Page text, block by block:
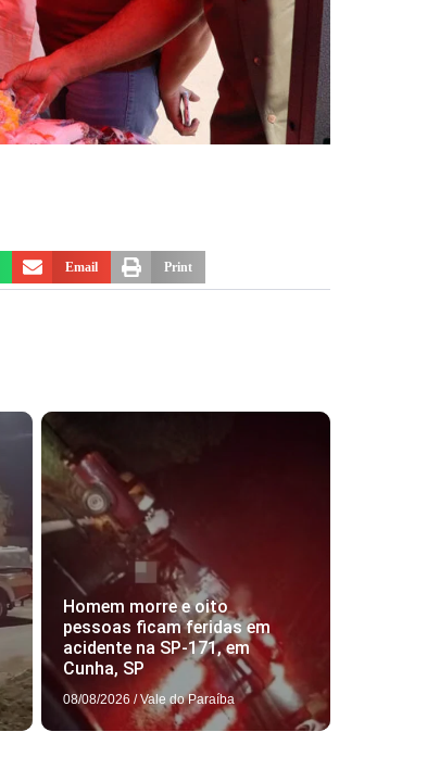
Email Print
Homem morre e oito
pessoas ficam feridas em
acidente na SP-171, em
Cunha, SP
08/08/2026 / Vale do Paraíba